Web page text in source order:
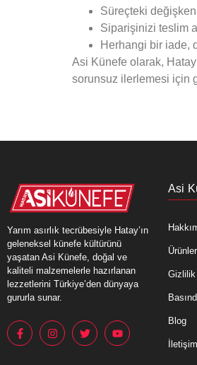
Süreçteki
Siparişinizi teslim
Herhangi bir iade,
Asi Künefe olarak,
sorunsuz ilerlemesi için
Yarım asırlık tecrübesiyle Hatay’ın
geleneksel künefe kültürünü
yaşatan Asi Künefe, doğal ve
kaliteli malzemelerle hazırlanan
lezzetlerini Türkiye’den dünyaya
gururla sunar.
Asi
Gizlilik
Blog
İletişim